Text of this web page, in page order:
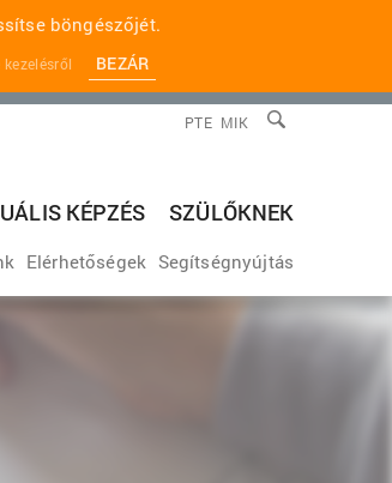
böngészőjét.
BEZÁR
MIK
PTE
KÉPZÉS SZÜLŐKNEK
Elérhetőségek Segítségnyújtás